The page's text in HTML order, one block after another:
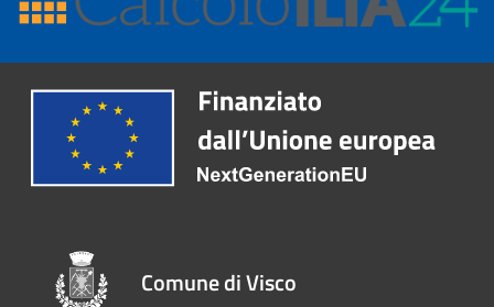
Comune di Visco